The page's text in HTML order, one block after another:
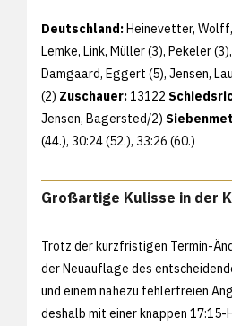
Deutschland:Heinevetter, Wolff,
Lemke, Link, Müller (3), Pekeler
Damgaard, Eggert (5), Jensen,
(2) Zuschauer:13122
Jensen, Bagersted/2)
(44.), 30:24 (52.), 33:26 (60.)
Großartige Kulisse in der
Trotz der kurzfristigen Termin-
der Neuauflage des
und einem nahezu fehlerfreien
deshalb mit einer knappen